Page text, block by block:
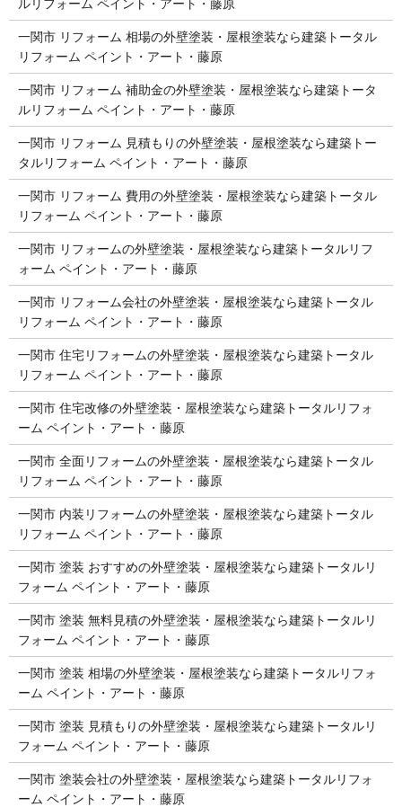
ルリフォーム ペイント・アート・藤原
一関市 リフォーム 相場の外壁塗装・屋根塗装なら建築トータル
リフォーム ペイント・アート・藤原
一関市 リフォーム 補助金の外壁塗装・屋根塗装なら建築トータ
ルリフォーム ペイント・アート・藤原
一関市 リフォーム 見積もりの外壁塗装・屋根塗装なら建築トー
タルリフォーム ペイント・アート・藤原
一関市 リフォーム 費用の外壁塗装・屋根塗装なら建築トータル
リフォーム ペイント・アート・藤原
一関市 リフォームの外壁塗装・屋根塗装なら建築トータルリフ
ォーム ペイント・アート・藤原
一関市 リフォーム会社の外壁塗装・屋根塗装なら建築トータル
リフォーム ペイント・アート・藤原
一関市 住宅リフォームの外壁塗装・屋根塗装なら建築トータル
リフォーム ペイント・アート・藤原
一関市 住宅改修の外壁塗装・屋根塗装なら建築トータルリフォ
ーム ペイント・アート・藤原
一関市 全面リフォームの外壁塗装・屋根塗装なら建築トータル
リフォーム ペイント・アート・藤原
一関市 内装リフォームの外壁塗装・屋根塗装なら建築トータル
リフォーム ペイント・アート・藤原
一関市 塗装 おすすめの外壁塗装・屋根塗装なら建築トータルリ
フォーム ペイント・アート・藤原
一関市 塗装 無料見積の外壁塗装・屋根塗装なら建築トータルリ
フォーム ペイント・アート・藤原
一関市 塗装 相場の外壁塗装・屋根塗装なら建築トータルリフォ
ーム ペイント・アート・藤原
一関市 塗装 見積もりの外壁塗装・屋根塗装なら建築トータルリ
フォーム ペイント・アート・藤原
一関市 塗装会社の外壁塗装・屋根塗装なら建築トータルリフォ
ーム ペイント・アート・藤原